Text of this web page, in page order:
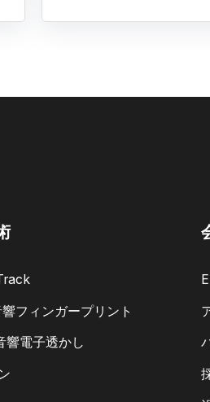
フィンガープリント
響電子透かし